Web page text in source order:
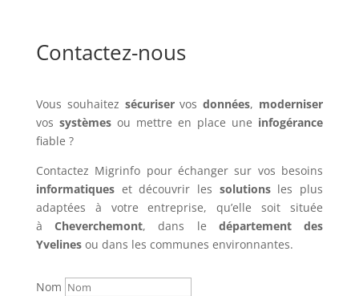
Contactez-nous
Vous souhaitez sécuriservosdonnées, moderniser
vos systèmesou mettre en place une infogérance
fiable ?
Contactez Migrinfo pour échanger sur vos besoins
informatiqueset découvrir les solutionsles plus
adaptées à votre entreprise, qu’elle soit située
àCheverchemont, dans le département des
Yvelinesou dans les communes environnantes.
Nom